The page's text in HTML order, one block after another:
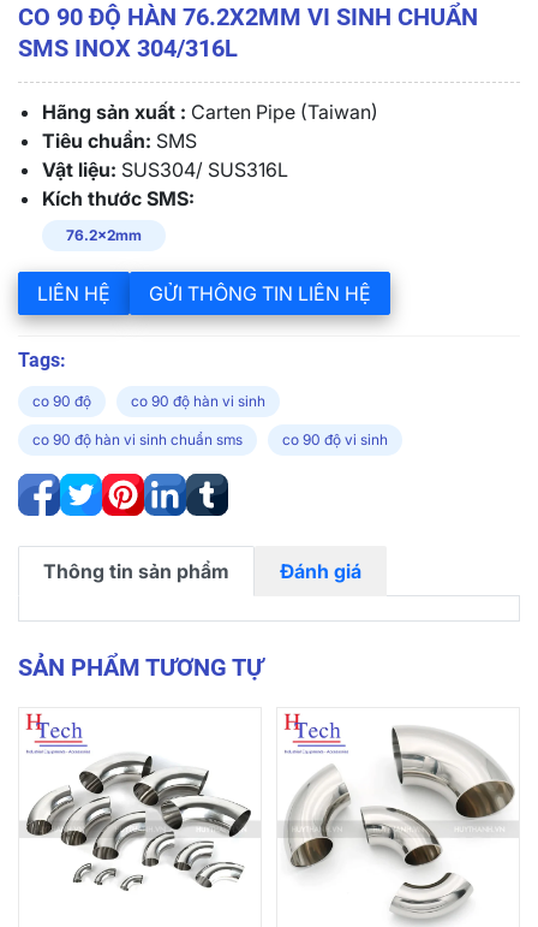
CO 90 ĐỘ HÀN 76.2X2MM VI SINH CHUẨN
SMS INOX 304/316L
Hãng sản xuất : Carten Pipe (Taiwan)
Tiêu chuẩn: SMS
Vật liệu: SUS304/ SUS316L
Kích thước SMS:
76.2x2mm
LIÊN HỆ GỬI THÔNG TIN LIÊN HỆ
Tags:
co 90 độ co 90 độ hàn vi sinh
co 90 độ hàn vi sinh chuẩn sms co 90 độ vi sinh
Thông tin sản phẩm Đánh giá
SẢN PHẨM TƯƠNG TỰ